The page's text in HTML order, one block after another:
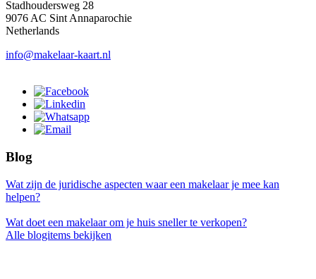
Stadhoudersweg 28
9076 AC Sint Annaparochie
Netherlands
info@makelaar-kaart.nl
Blog
Wat zijn de juridische aspecten waar een makelaar je mee kan
helpen?
Wat doet een makelaar om je huis sneller te verkopen?
Alle blogitems bekijken